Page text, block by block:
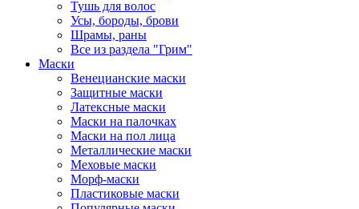
Тушь для волос
Усы, бороды, брови
Шрамы, раны
Все из раздела "Грим"
Маски
Венецианские маски
Защитные маски
Латексные маски
Маски на палочках
Маски на пол лица
Металлические маски
Меховые маски
Морф-маски
Пластиковые маски